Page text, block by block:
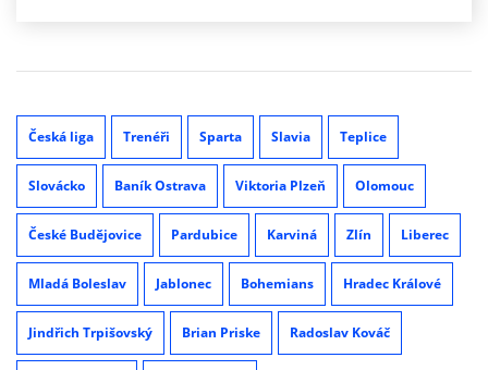
Česká liga Trenéři Sparta Slavia Teplice
Slovácko Baník Ostrava Viktoria Plzeň Olomouc
České Budějovice Pardubice Karviná Zlín Liberec
Mladá Boleslav Jablonec Bohemians Hradec Králové
Jindřich Trpišovský Brian Priske Radoslav Kováč